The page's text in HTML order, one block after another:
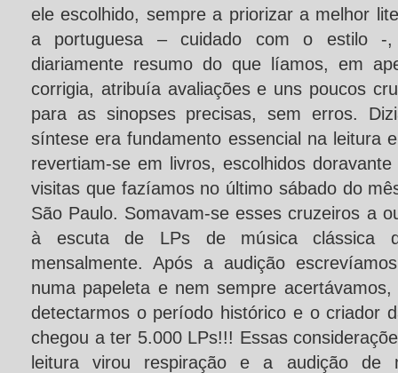
ele escolhido, sempre a priorizar a melhor
a portuguesa – cuidado com o estilo -
diariamente resumo do que líamos, em
corrigia, atribuía avaliações e uns poucos
para as sinopses precisas, sem erros.
síntese era fundamento essencial na leitura
revertiam-se em livros, escolhidos
visitas que fazíamos no último sábado do
São Paulo. Somavam-se esses cruzeiros a
à escuta de LPs de música clássica
mensalmente. Após a audição
numa papeleta e nem sempre
detectarmos o período histórico e o criador
chegou a ter 5.000 LPs!!! Essas
leitura virou respiração e a audição de